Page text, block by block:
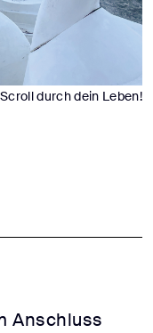
durch dein Leben!
Anschluss